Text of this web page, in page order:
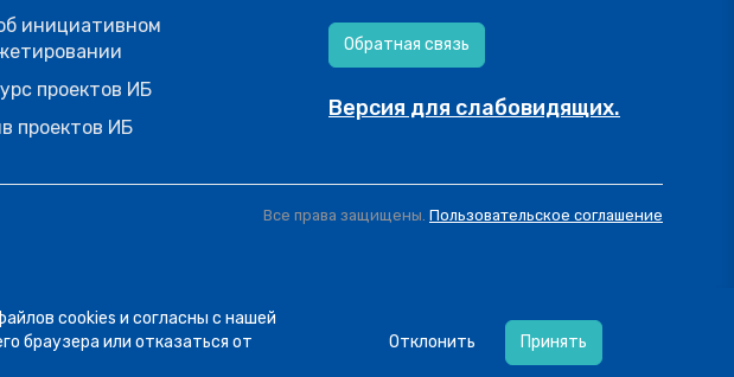
инициативном
проектов ИБ
проектов ИБ
Обратная связь
Версия для слабовидящих.
Все права защищены. Пользовательское соглашение
рубрики #ЭстафетаМоиФинансы! Ставьте 👍
cookies и согласны с нашей
браузера или отказаться от
Отклонить Принять